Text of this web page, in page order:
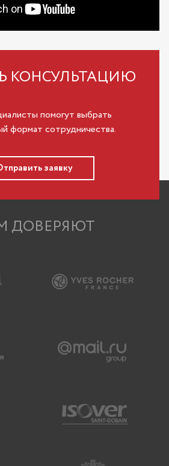
КОНСУЛЬТАЦИЮ
помогут выбрать
формат сотрудничества.
заявку
ДОВЕРЯЮТ